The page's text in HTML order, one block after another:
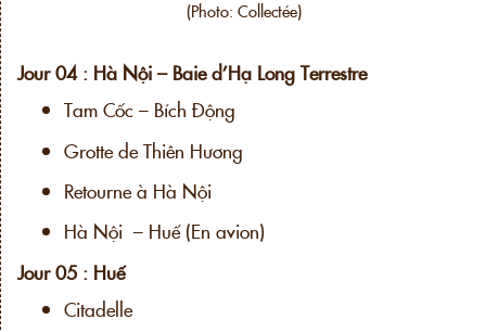
(Photo: Collectée)
Jour 04 : Hà Nội – Baie d’Hạ Long Terrestre
Tam Cốc – Bích Động
Grotte de Thiên Hương
Retourne à Hà Nội
Hà Nội – Huế (En avion)
Jour 05 : Huế
Citadelle